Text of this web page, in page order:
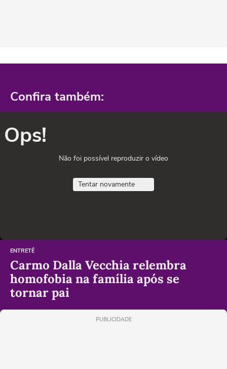
Confira também:
Ops!
Não foi possível reproduzir o vídeo
Tentar novamente
ENTRETÊ
Carmo Dalla Vecchia relembra
homofobia na família após se
tornar pai
PUBLICIDADE